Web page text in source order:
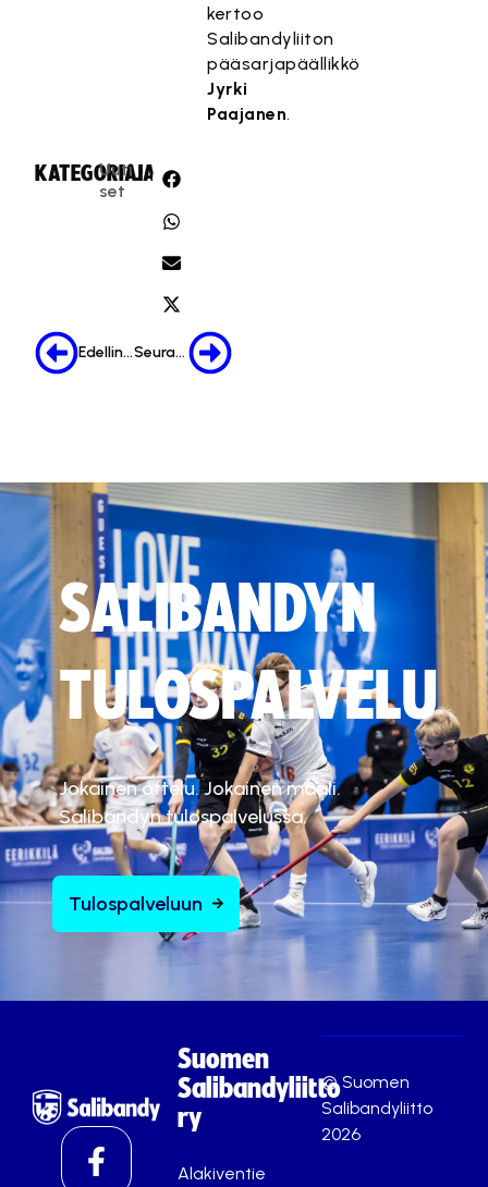
kertoo
Salibandyliiton
pääsarjapäällikkö
Jyrki
Paajanen.
KATEGORIA:
Uuti
set
JAA:
Edellinen Seuraava
SALIBANDYN
TULOSPALVELU
Jokainen ottelu. Jokainen maali.
Salibandyn tulospalvelussa.
Tulospalveluun
Suomen
Salibandyliitto
ry
Alakiventie
© Suomen
Salibandyliitto
2026